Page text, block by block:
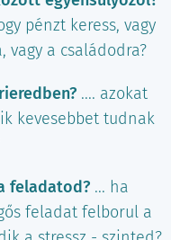
pénzt keress, vagy
vagy a családodra?
.... azokat
kevesebbet tudnak
feladatod? ... ha
feladat felborul a